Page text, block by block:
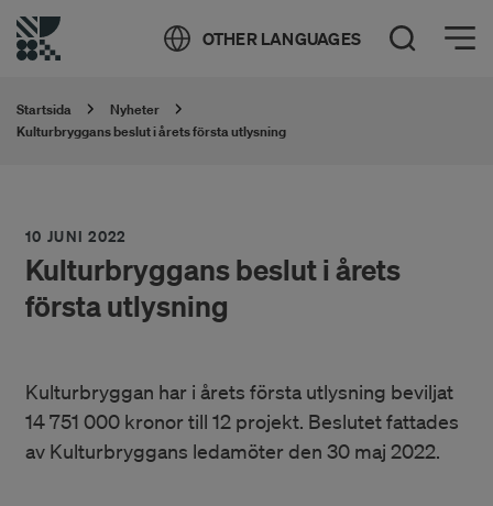
OTHER LANGUAGES Öppna sök
Öppna meny
Startsida
Nyheter
Kulturbryggans beslut i årets första utlysning
10 JUNI 2022
Kulturbryggans beslut i årets
första utlysning
Kulturbryggan har i årets första utlysning beviljat
14 751 000 kronor till 12 projekt. Beslutet fattades
av Kulturbryggans ledamöter den 30 maj 2022.